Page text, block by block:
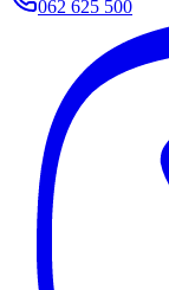
062 625 500